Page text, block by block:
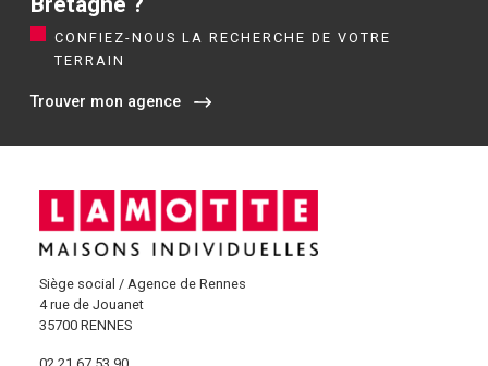
CONFIEZ-NOUS LA RECHERCHE DE VOTRE
TERRAIN
Trouver mon agence
Siège social / Agence de Rennes
4 rue de Jouanet
35700 RENNES